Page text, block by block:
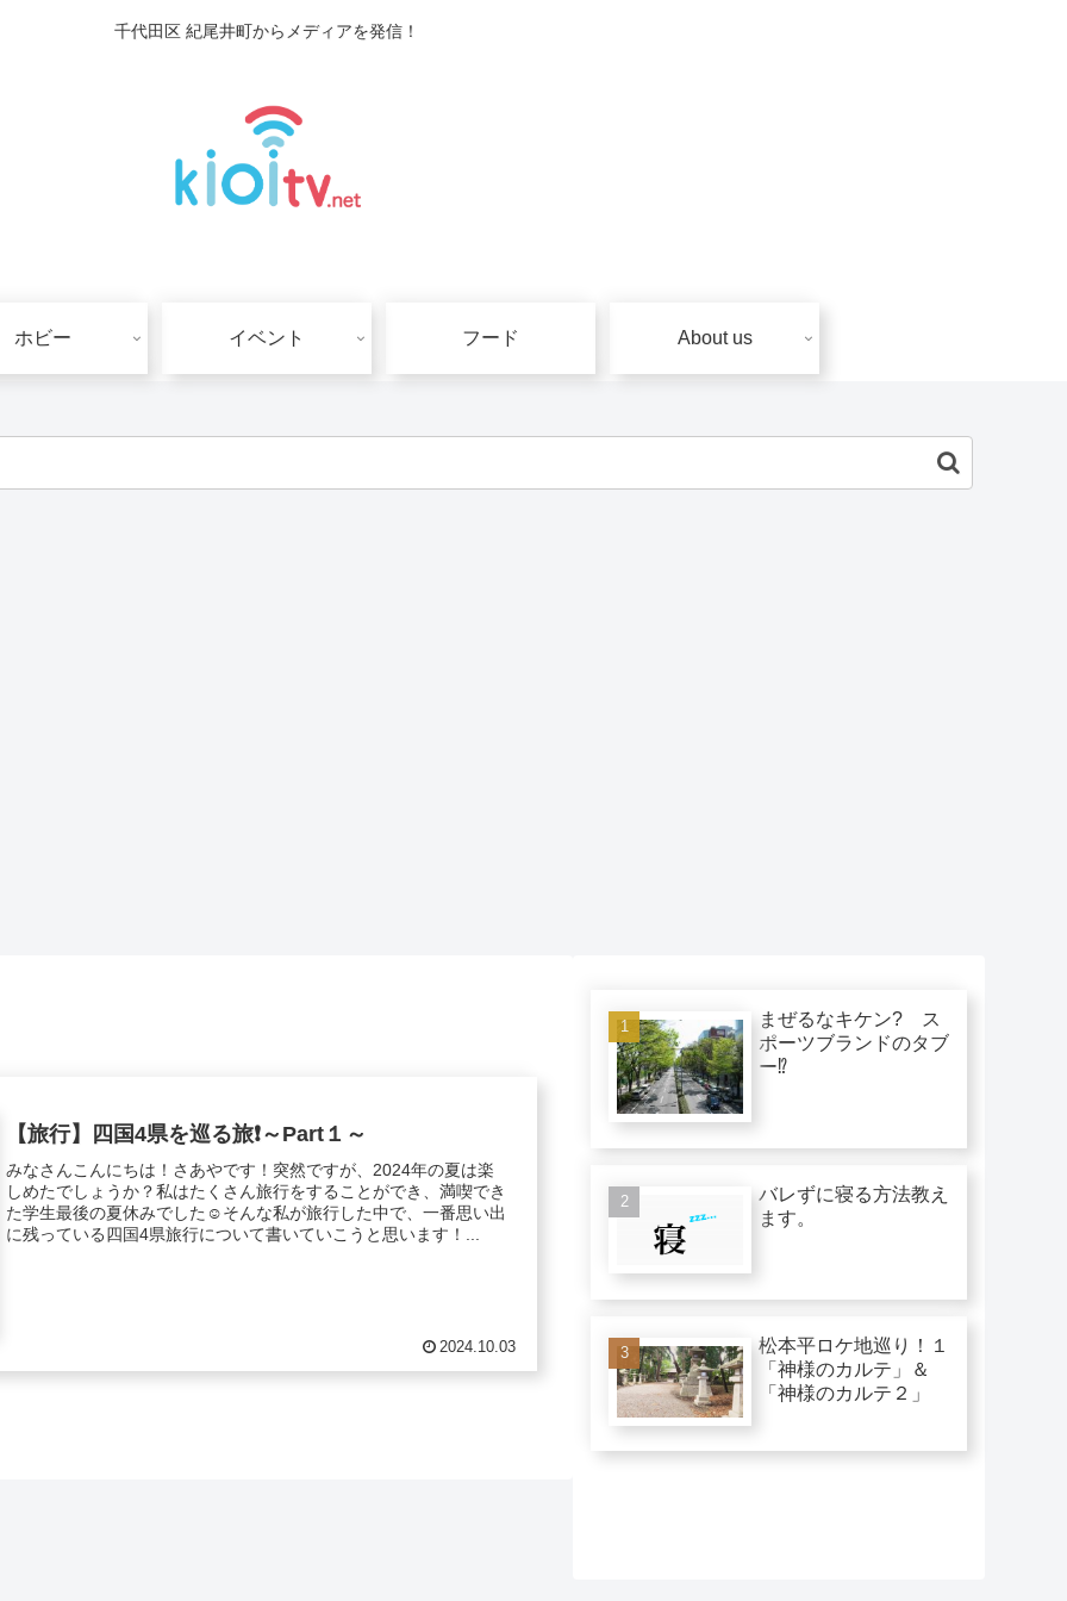
千代田区 紀尾井町からメディアを発信！
ホビー イベント フード About us
【旅行】四国4県を巡る旅❗️～Part１～
みなさんこんにちは！さあやです！突然ですが、2024年の夏は楽
しめたでしょうか？私はたくさん旅行をすることができ、満喫でき
た学生最後の夏休みでした☺️そんな私が旅行した中で、一番思い出
に残っている四国4県旅行について書いていこうと思います！...
2024.10.03
まぜるなキケン? ス
ポーツブランドのタブ
ー⁉︎
バレずに寝る方法教え
ます。
松本平ロケ地巡り！１
「神様のカルテ」＆
「神様のカルテ２」